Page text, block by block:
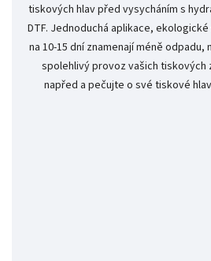
tiskových hlav před vysycháním s
DTF. Jednoduchá aplikace,
na 10-15 dní znamenají méně odpadu,
spolehlivý provoz vašich tiskových
napřed a pečujte o své tiskové